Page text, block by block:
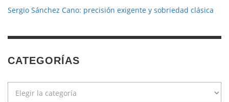
Sergio Sánchez Cano: precisión exigente y sobriedad clásica
CATEGORÍAS